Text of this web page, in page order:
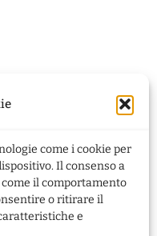
come i cookie per
Il consenso a
il comportamento
o ritirare il
e